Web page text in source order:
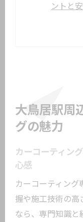
ントと
口コミ
満足感
料金と
術
フロン
カーコーテ
は
カーコ
大鳥居駅周
グの魅力
カーコーティン
心感
カーコーティング
握や施工技術の高
なら、専門知識と